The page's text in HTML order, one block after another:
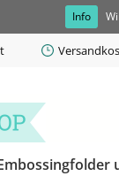
Info